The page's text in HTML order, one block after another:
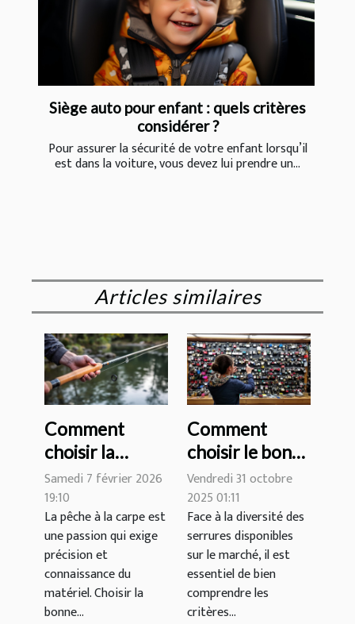
Siège auto pour enfant : quels critères
considérer ?
Pour assurer la sécurité de votre enfant lorsqu’il
est dans la voiture, vous devez lui prendre un...
Articles similaires
Comment
choisir la
longueur et la
puissance
idéales pour
votre canne à
carpe ?
Samedi 7 février 2026
19:10
La pêche à la carpe est
une passion qui exige
précision et
connaissance du
matériel. Choisir la
bonne...
Comment
choisir le bon
type de serrure
pour votre
domicile ?
Vendredi 31 octobre
2025 01:11
Face à la diversité des
serrures disponibles
sur le marché, il est
essentiel de bien
comprendre les
critères...